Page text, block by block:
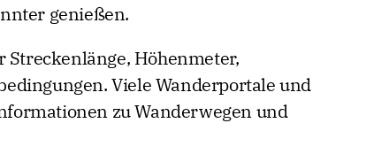
genießen.
Höhenmeter,
Viele Wanderportale und
zu Wanderwegen und